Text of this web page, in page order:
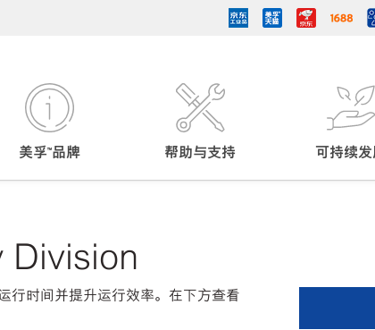
美孚™品牌 帮助与支持 可持续发
Division
行时间并提升运行效率。在下方查看